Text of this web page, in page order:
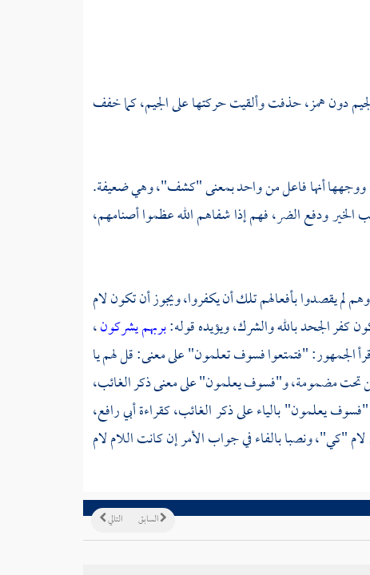
دون همز، حذفت وألقيت حركتها على الجيم، كما خفف
أنها فاعل من واحد بمعنى "كشف"، وهي ضعيفة.
الخير ودفع الضر، فهم إذا شفاهم الله عظموا أصنامهم،
لم يقصدوا بأفعالهم تلك أن يكفروا، ويجوز أن تكون لام
كفر الجحد بالله والشرك، ويؤيده قوله:بربهم يشركون،
الجمهور: "فتمتعوا فسوف تعلمون" على معنى: قل لهم يا
تحت مضمومة، و"فسوف يعلمون" على معنى ذكر الغائب،
"فسوف يعلمون" بالياء على ذكر الغائب، كقراءةأبي رافع،
ونصبا بالفاء في جواب الأمر إن كانت اللام لام
التالي السابق